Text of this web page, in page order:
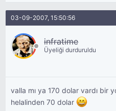
03-09-2007, 15:50:56
infratime
Üyeliği durduruldu
valla mı ya 170 dolar vardı bir
helalinden 70 dolar